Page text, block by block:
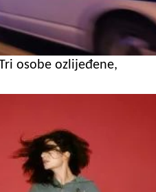
osobe ozlijeđene,